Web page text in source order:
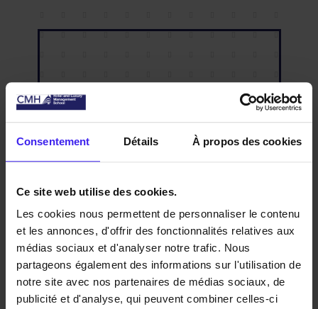
Consentement Détails À propos des cookies
Ce site web utilise des cookies.
Les cookies nous permettent de personnaliser le contenu
et les annonces, d'offrir des fonctionnalités relatives aux
médias sociaux et d'analyser notre trafic. Nous
partageons également des informations sur l'utilisation de
notre site avec nos partenaires de médias sociaux, de
publicité et d'analyse, qui peuvent combiner celles-ci
SHANGRI-LA PARIS : LES
DU CMH S’IMMERGENT
AU SEIN DE L’HOSPITALITÉ DE
LUXE À LA FRANÇAISE
Nos étudiants en 1ère année de
Bachelor de CMH Paris ont eu
l'opportunité de s'immerger dans l'un
des plus prestigieux…
l’image